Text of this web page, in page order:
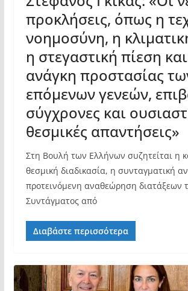
προκλήσεις, όπως η
νοημοσύνη, η
η στεγαστική πίεση
ανάγκη προστασίας
επόμενων γενεών,
σύγχρονες και
θεσμικές απαντήσεις»
Στη Βουλή των Ελλήνων συζητείται η
θεσμική διαδικασία, η συνταγματική
προτεινόμενη αναθεώρηση διατάξεων
Συντάγματος από
Διαβάστε περισσότερα